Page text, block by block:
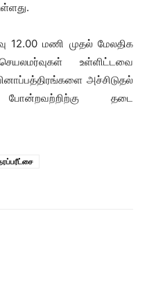
12.00 மணி முதல் மேலதிக
உள்ளிட்டவை
அச்சிடுதல்
தடை